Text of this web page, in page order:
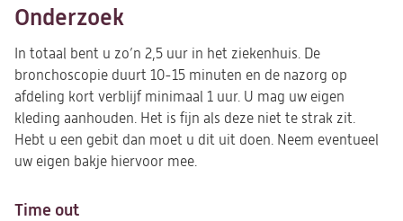
Onderzoek
In totaal bent u zo’n 2,5 uur in het ziekenhuis. De
bronchoscopie duurt 10-15 minuten en de nazorg op
afdeling kort verblijf minimaal 1 uur. U mag uw eigen
kleding aanhouden. Het is fijn als deze niet te strak zit.
Hebt u een gebit dan moet u dit uit doen. Neem eventueel
uw eigen bakje hiervoor mee.
Time out